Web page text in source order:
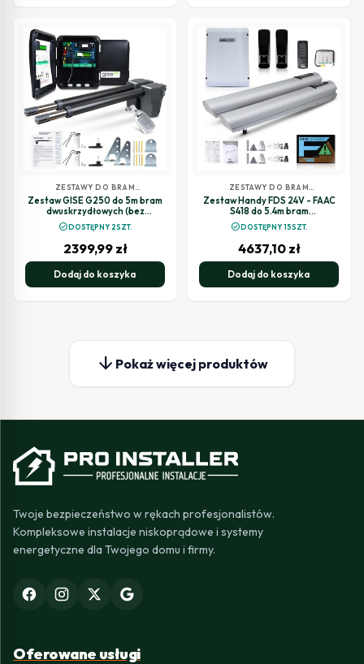
ZESTAWY DO BRAM
SKRZYDŁOWYCH
Zestaw GISE G250 do 5m bram
dwuskrzydłowych (bez
fotokomórek)
check_circleDOSTĘPNY 2SZT.
2399,99 zł
Dodaj do koszyka
ZESTAWY DO BRAM
SKRZYDŁOWYCH
Zestaw Handy FDS 24V - FAAC
S418 do 5.4m bram
dwuskrzydłowych
check_circleDOSTĘPNY 15SZT.
4637,10 zł
Dodaj do koszyka
arrow_downward Pokaż więcej produktów
Twoje bezpieczeństwo w rękach profesjonalistów.
Kompleksowe instalacje niskoprądowe i systemy
energetyczne dla Twojego domu i firmy.
Oferowane usługi